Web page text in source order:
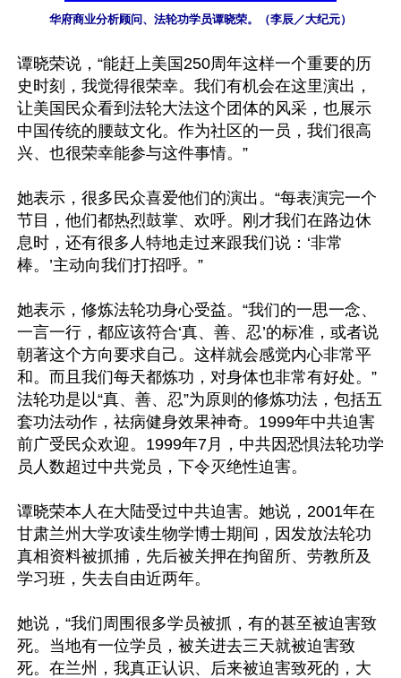
华府商业分析顾问、法轮功学员谭晓荣。（李辰／大纪元）
谭晓荣说，“能赶上美国250周年这样一个重要的历
史时刻，我觉得很荣幸。我们有机会在这里演出，
让美国民众看到法轮大法这个团体的风采，也展示
中国传统的腰鼓文化。作为社区的一员，我们很高
兴、也很荣幸能参与这件事情。”
她表示，很多民众喜爱他们的演出。“每表演完一个
节目，他们都热烈鼓掌、欢呼。刚才我们在路边休
息时，还有很多人特地走过来跟我们说：‘非常
棒。’主动向我们打招呼。”
她表示，修炼法轮功身心受益。“我们的一思一念、
一言一行，都应该符合‘真、善、忍’的标准，或者说
朝著这个方向要求自己。这样就会感觉内心非常平
和。而且我们每天都炼功，对身体也非常有好处。”
法轮功是以“真、善、忍”为原则的修炼功法，包括五
套功法动作，祛病健身效果神奇。1999年中共迫害
前广受民众欢迎。1999年7月，中共因恐惧法轮功学
员人数超过中共党员，下令灭绝性迫害。
谭晓荣本人在大陆受过中共迫害。她说，2001年在
甘肃兰州大学攻读生物学博士期间，因发放法轮功
真相资料被抓捕，先后被关押在拘留所、劳教所及
学习班，失去自由近两年。
她说，“我们周围很多学员被抓，有的甚至被迫害致
死。当地有一位学员，被关进去三天就被迫害致
死。在兰州，我真正认识、后来被迫害致死的，大